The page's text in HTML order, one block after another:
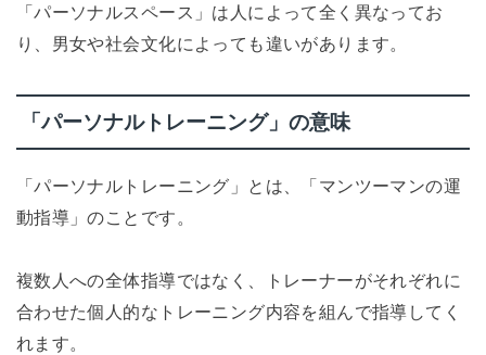
「パーソナルスペース」は人によって全く異なってお
り、男女や社会文化によっても違いがあります。
「パーソナルトレーニング」の意味
「パーソナルトレーニング」とは、「マンツーマンの運
動指導」のことです。
複数人への全体指導ではなく、トレーナーがそれぞれに
合わせた個人的なトレーニング内容を組んで指導してく
れます。